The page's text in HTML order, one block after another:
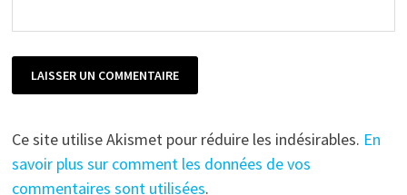
Ce site utilise Akismet pour réduire les indésirables. En
savoir plus sur comment les données de vos
commentaires sont utilisées.